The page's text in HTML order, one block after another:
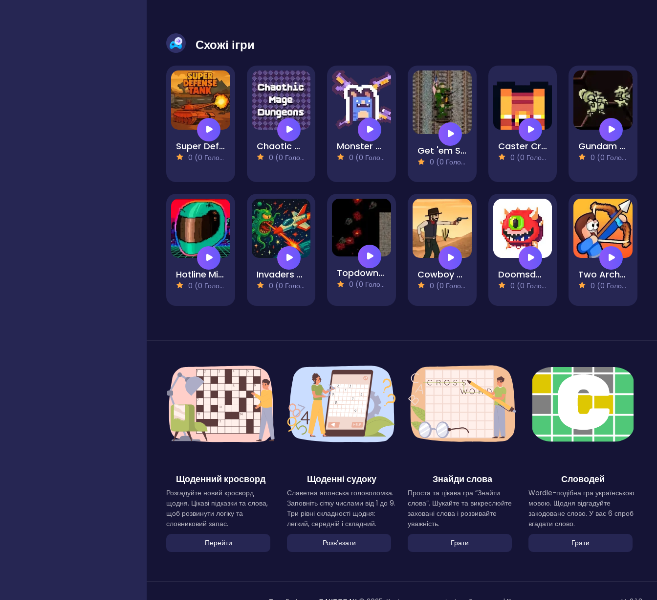
Схожі ігри
Super Defense Tank
0 (0 Голосів)
Chaotic Mage Dungeons
0 (0 Голосів)
Monster Meltdown
0 (0 Голосів)
Get 'em Soviet
0 (0 Голосів)
Caster Crawler
0 (0 Голосів)
Gundam Wing Space Emperor
0 (0 Голосів)
Hotline Miami
0 (0 Голосів)
Invaders Destruction
0 (0 Голосів)
Topdown Shooter Game
0 (0 Голосів)
Cowboy Duel Ghost
0 (0 Голосів)
Doomsday Shooter
0 (0 Голосів)
Two Archers Bow Duel
0 (0 Голосів)
Щоденний кросворд
Розгадуйте новий кросворд
щодня. Цікаві підказки та слова,
щоб розвинути логіку та
словниковий запас.
Перейти
Щоденні судоку
Славетна японська головоломка.
Заповніть сітку числами від 1 до 9.
Три рівні складності щодня:
легкий, середній і складний.
Розвʼязати
Знайди слова
Проста та цікава гра “Знайти
слова”. Шукайте та викреслюйте
заховані слова і розвивайте
уважність.
Грати
Словодей
Wordle-подібна гра українською
мовою. Щодня відгадуйте
закодоване слово. У вас 6 спроб
вгадати слово.
Грати